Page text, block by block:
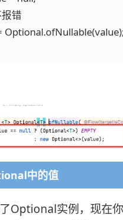
报错
=
中的值
Optional实例，现在